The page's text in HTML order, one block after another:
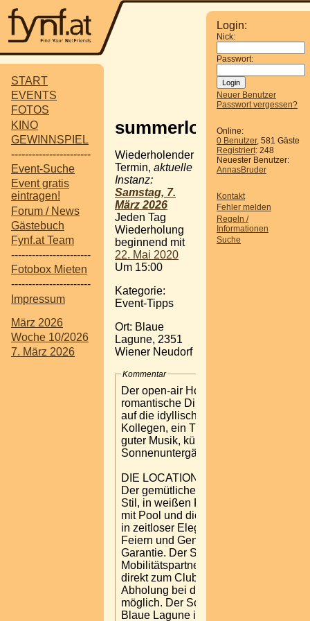
START
EVENTS
FOTOS
KINO
GEWINNSPIEL
-----------------------
Event-Suche
Event gratis
eintragen!
Forum / News
Gästebuch
Fynf.at Team
-----------------------
Fotobox Mieten
-----------------------
Impressum
März 2026
Woche 10/2026
7. März 2026
Login:
Nick:
Passwort:
Neuer Benutzer
Passwort vergessen?
Online:
0 Benutzer, 581 Gäste
Registriert: 248
Neuester Benutzer:
AnnasBruder
Kontakt
Fehler melden
Regeln /
Informationen
Suche
summerlounge.sky53
Wiederholender
Termin, aktuelle
Instanz:
Samstag, 7.
März 2026
Jeden Tag
Wiederholung
beginnend mit
22. Mai 2020
Um 15:00
Kategorie:
Event-Tipps
Ort: Blaue
Lagune, 2351
Wiener Neudorf
Kommentar
Der open-air Hotspot ist besonders
romantische Dinner mit traumhaften
auf die idyllische Lagune, für After-
Kollegen, ein Treffen mit Freunden,
guter Musik, kühlen Drinks und
Sonnenuntergänge den Sommer zu
DIE LOCATION
Der gemütliche Lounge Bereiche im
Stil, in weißen Paletten Mobilar, die
mit Pool und die Bar, wie auch das
in zeitloser Eleganz, bieten einen Mix
Feiern und Genießen mit
Garantie. Der Shuttle-Service von
Mobilitätspartner bringt die Gäste vom
direkt zum Club, auf Anfrage ist auch
Abholung bei der Badner Bahn
möglich. Der Sonnenuntergang
Blaue Lagune in einen attraktiven